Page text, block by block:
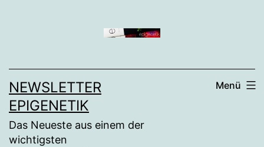
NEWSLETTER
EPIGENETIK
Das Neueste aus einem der
wichtigsten
Menü